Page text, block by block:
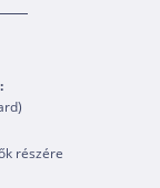
részére